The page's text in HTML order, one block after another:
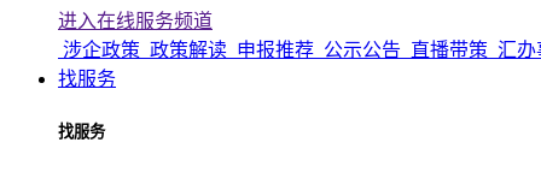
进入在线服务频道
涉企政策 政策解读 申报推荐 公示公告 直播带策 汇办
找服务
找服务